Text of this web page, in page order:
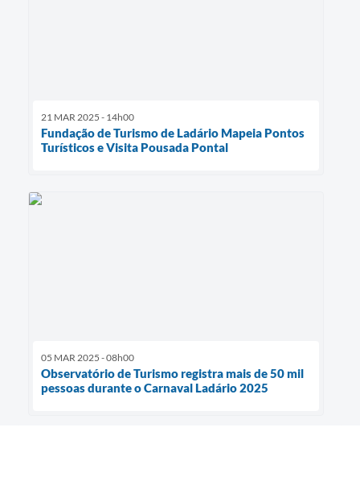
21 MAR 2025 - 14h00
Fundação de Turismo de Ladário Mapeia Pontos
Turísticos e Visita Pousada Pontal
05 MAR 2025 - 08h00
Observatório de Turismo registra mais de 50 mil
pessoas durante o Carnaval Ladário 2025